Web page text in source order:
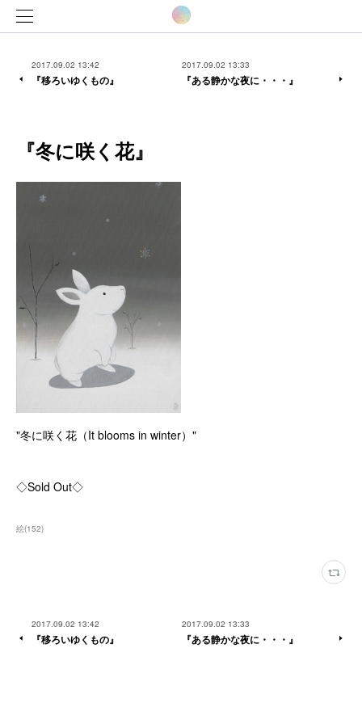
2017.09.02 13:42
『移ろいゆくもの』
2017.09.02 13:33
『ある静かな夜に・・・』
『冬に咲く花』
"冬に咲く花（It blooms in winter）"
◇Sold Out◇
絵(152)
2017.09.02 13:42
『移ろいゆくもの』
2017.09.02 13:33
『ある静かな夜に・・・』